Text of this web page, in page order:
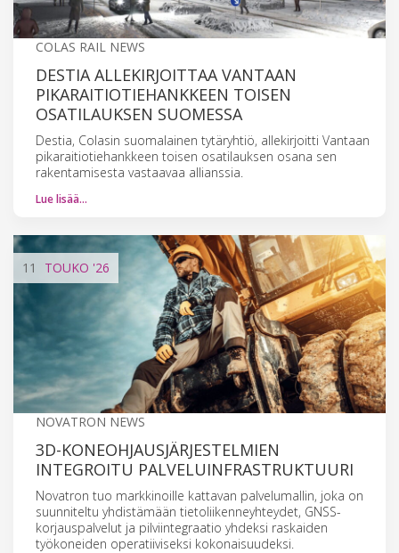
COLAS RAIL NEWS
DESTIA ALLEKIRJOITTAA VANTAAN
PIKARAITIOTIEHANKKEEN TOISEN
OSATILAUKSEN SUOMESSA
Destia, Colasin suomalainen tytäryhtiö, allekirjoitti Vantaan
pikaraitiotiehankkeen toisen osatilauksen osana sen
rakentamisesta vastaavaa allianssia.
Lue lisää…
11 TOUKO '26
NOVATRON NEWS
3D-KONEOHJAUSJÄRJESTELMIEN
INTEGROITU PALVELUINFRASTRUKTUURI
Novatron tuo markkinoille kattavan palvelumallin, joka on
suunniteltu yhdistämään tietoliikenneyhteydet, GNSS-
korjauspalvelut ja pilviintegraatio yhdeksi raskaiden
työkoneiden operatiiviseksi kokonaisuudeksi.